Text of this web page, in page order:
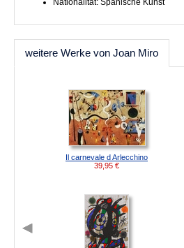
Nationalität: Spanische Kunst
weitere Werke von Joan Miro
Il carnevale d Arlecchino
39,95 €